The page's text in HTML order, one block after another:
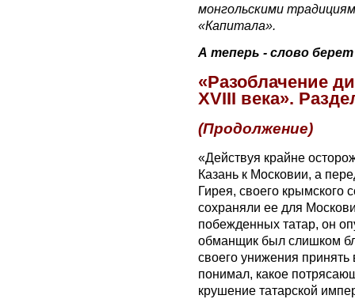
монгольскими
«Капитала».
А теперь - слово
«Разоблачение
ХVIII века».
(Продолжение)
«Действуя крайне
Казань к Московии, а
Гирея, своего крымского
сохраняли ее для
побежденных татар, он
обманщик был слишком
своего унижения принять
понимал, какое
крушение татарской